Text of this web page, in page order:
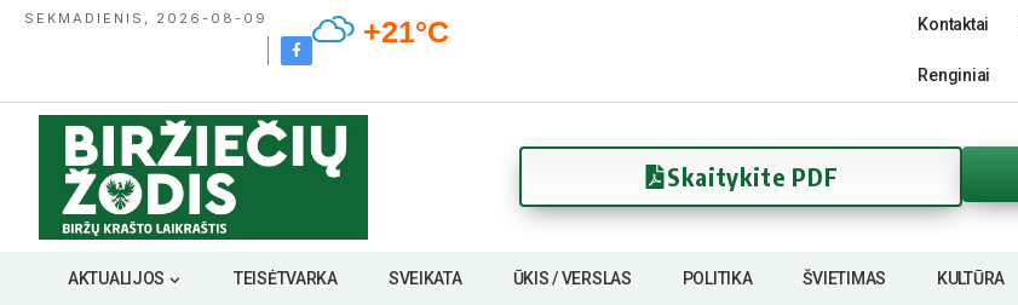
SEKMADIENIS, 2026-08-09 +21°C Kontaktai
Renginiai
Skaitykite PDF
AKTUALIJOS TEISĖTVARKA SVEIKATA ŪKIS / VERSLAS POLITIKA ŠVIETIMAS KULTŪRA